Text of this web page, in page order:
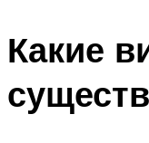
Какие